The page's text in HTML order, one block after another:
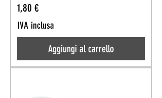
Prezzo
1,80 €
IVA inclusa
Aggiungi al carrello